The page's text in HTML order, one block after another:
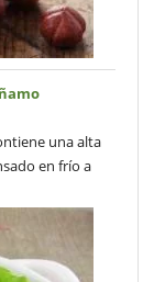
una alta
en frío a